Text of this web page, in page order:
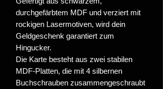
durchgefärbtem MDF und verziert mit
rockigen Lasermotiven, wird dein
Geldgeschenk garantiert zum
Hingucker.
Die Karte besteht aus zwei stabilen
MDF-Platten, die mit 4 silbernen
Buchschrauben zusammengeschraubt